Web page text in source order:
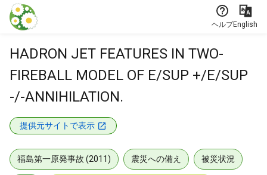
本文に飛ぶ
ヘルプEnglish
HADRON JET FEATURES IN TWO-
FIREBALL MODEL OF E/SUP +/E/SUP
-/-ANNIHILATION.
提供元サイトで表示
福島第一原発事故 (2011) 震災への備え 被災状況